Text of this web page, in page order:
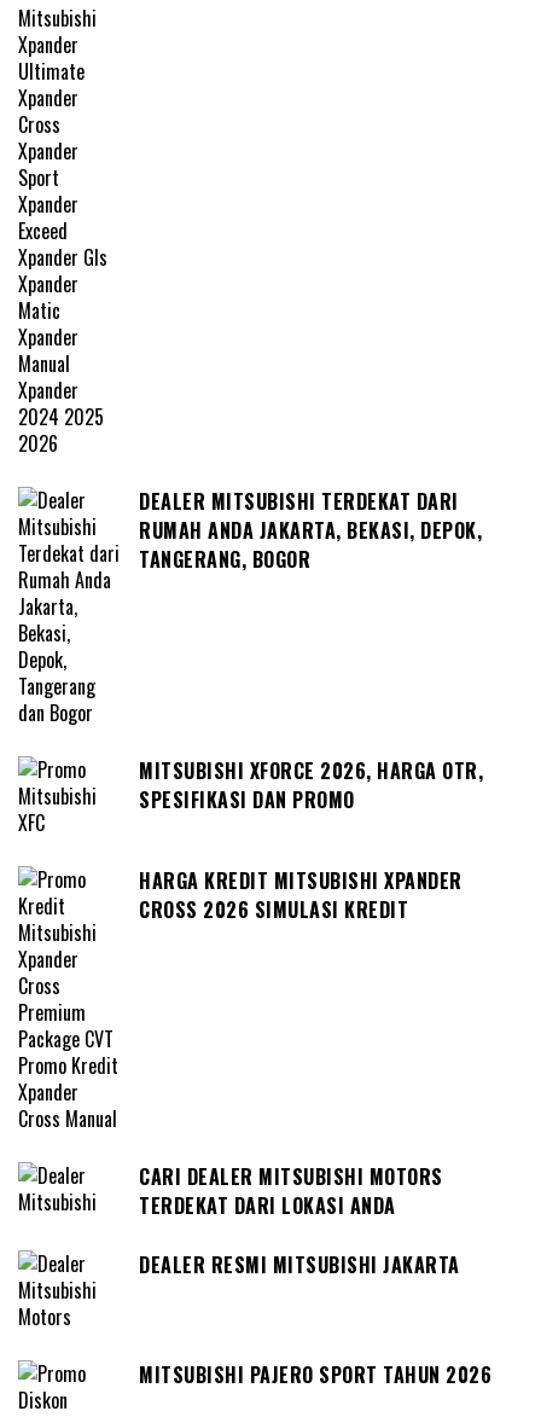
DEALER MITSUBISHI TERDEKAT DARI
RUMAH ANDA JAKARTA, BEKASI, DEPOK,
TANGERANG, BOGOR
MITSUBISHI XFORCE 2026, HARGA OTR,
SPESIFIKASI DAN PROMO
HARGA KREDIT MITSUBISHI XPANDER
CROSS 2026 SIMULASI KREDIT
CARI DEALER MITSUBISHI MOTORS
TERDEKAT DARI LOKASI ANDA
DEALER RESMI MITSUBISHI JAKARTA
MITSUBISHI PAJERO SPORT TAHUN 2026